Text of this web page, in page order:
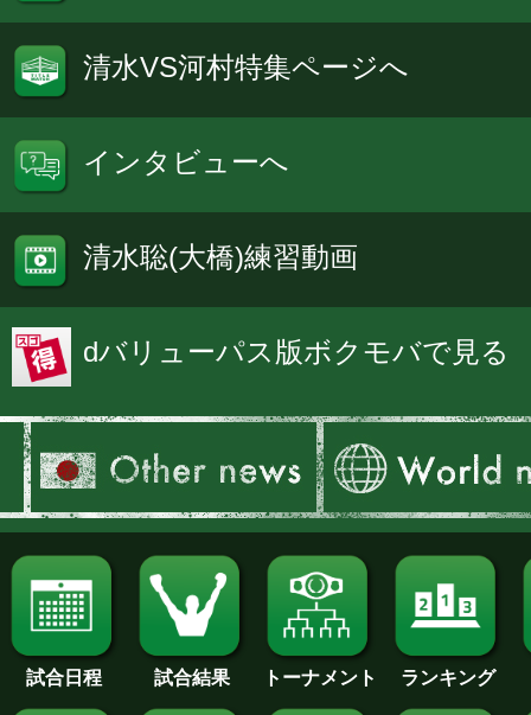
清水VS河村特集ページへ
インタビューへ
清水聡(大橋)練習動画
dバリューパス版ボクモバで見る
試合日程 試合結果 トーナメント ランキング